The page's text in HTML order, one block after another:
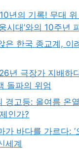
년의 기록! 무대
시대’와의 10주년
은 한국 종교계, 이
년 극장가 지배하
돌파의 위엄
경고등: 올여름 온
인가?
가 바다를 가르다: ‘
세계